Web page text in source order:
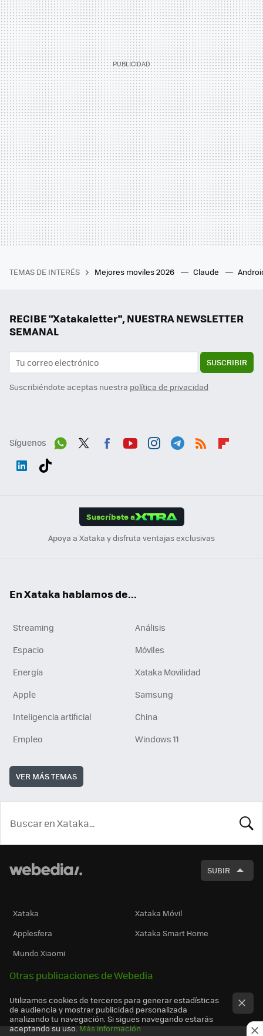
TEMAS DE INTERÉS Mejores moviles 2026 Claude
RECIBE "Xatakaletter", NUESTRA NEWSLETTER
SEMANAL
SUSCRIBIR
Suscribiéndote aceptas nuestra política de privacidad
Síguenos
Suscríbete a
Apoya a Xataka y disfruta ventajas exclusivas
En Xataka hablamos de...
Streaming
Análisis
Espacio
Móviles
Energía
Xataka Movilidad
Apple
Samsung
Inteligencia artificial
China
Empleo
Windows 11
VER MÁS TEMAS
SUBIR
Xataka
Xataka Móvil
Applesfera
Xataka Smart Home
Mundo Xiaomi
Otras publicaciones de Webedia
Utilizamos cookies de terceros para generar estadísticas
de audiencia y mostrar publicidad personalizada
analizando tu navegación. Si sigues navegando estarás
aceptando su uso. Más información